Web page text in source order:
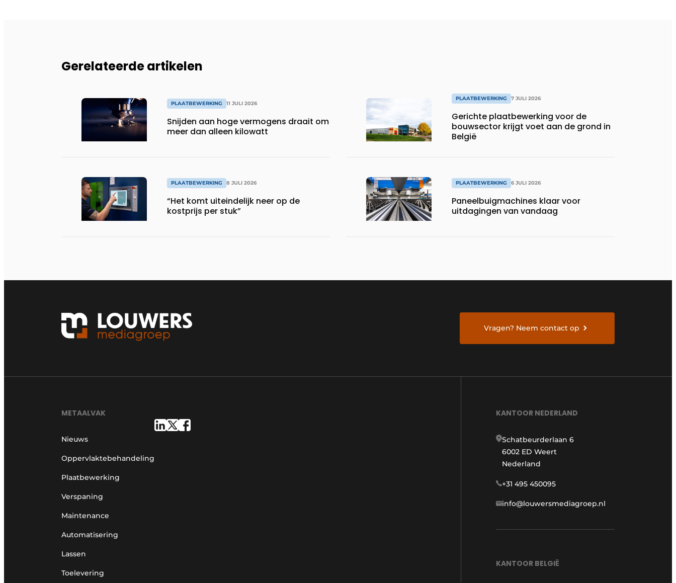
Gerelateerde artikelen
PLAATBEWERKING 11 JULI 2026
Snijden aan hoge vermogens draait om
meer dan alleen kilowatt
PLAATBEWERKING 8 JULI 2026
“Het komt uiteindelijk neer op de
kostprijs per stuk”
PLAATBEWERKING 7 JULI 2026
Gerichte plaatbewerking voor de
bouwsector krijgt voet aan de grond in
België
PLAATBEWERKING 6 JULI 2026
Paneelbuigmachines klaar voor
uitdagingen van vandaag
Vragen? Neem contact op
METAALVAK
Nieuws
Oppervlaktebehandeling
Plaatbewerking
Verspaning
Maintenance
Automatisering
Lassen
Toelevering
KANTOOR NEDERLAND
Schatbeurderlaan 6
6002 ED Weert
Nederland
+31 495 450095
info@louwersmediagroep.nl
KANTOOR BELGIË